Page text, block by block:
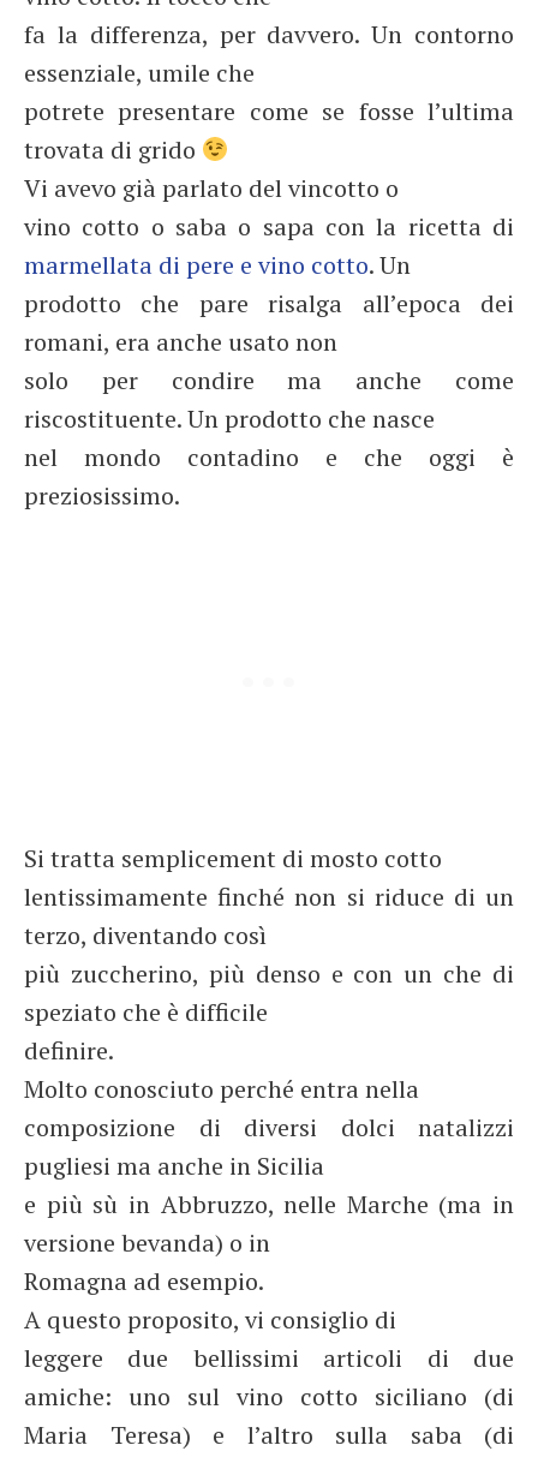
fa la differenza, per davvero. Un contorno
essenziale, umile che
potrete presentare come se fosse l’ultima
trovata di grido
Vi avevo già parlato del vincotto o
vino cotto o saba o sapa con la ricetta di
marmellata di pere e vino cotto. Un
prodotto che pare risalga all’epoca dei
romani, era anche usato non
solo per condire ma anche come
riscostituente. Un prodotto che nasce
nel mondo contadino e che oggi è
preziosissimo.
Si tratta semplicement di mosto cotto
lentissimamente finché non si riduce di un
terzo, diventando così
più zuccherino, più denso e con un che di
speziato che è difficile
definire.
Molto conosciuto perché entra nella
composizione di diversi dolci natalizzi
pugliesi ma anche in Sicilia
e più sù in Abbruzzo, nelle Marche (ma in
versione bevanda) o in
Romagna ad esempio.
A questo proposito, vi consiglio di
leggere due bellissimi articoli di due
amiche: uno sul vino cotto siciliano (di
Maria Teresa) e l’altro sulla saba (di